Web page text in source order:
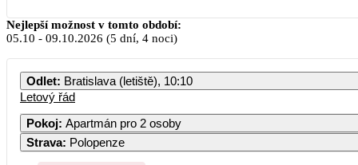
Nejlepší možnost v tomto období:
05.10 - 09.10.2026 (5 dní, 4 noci)
Odlet: Bratislava (letiště), 10:10
Letový řád
Pokoj: Apartmán pro 2 osoby
Strava: Polopenze